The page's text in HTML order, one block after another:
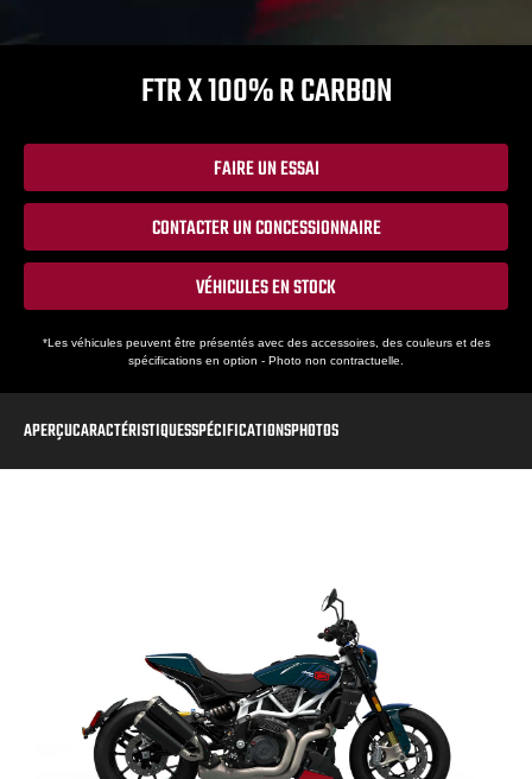
FTR X 100% R CARBON
FAIRE UN ESSAI
CONTACTER UN CONCESSIONNAIRE
VÉHICULES EN STOCK
*Les véhicules peuvent être présentés avec des accessoires, des couleurs et des
spécifications en option - Photo non contractuelle.
APERÇUCARACTÉRISTIQUESSPÉCIFICATIONSPHOTOS